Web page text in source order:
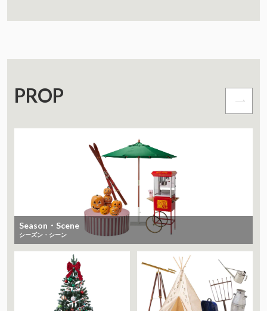
PROP
Season・Scene
シーズン・シーン